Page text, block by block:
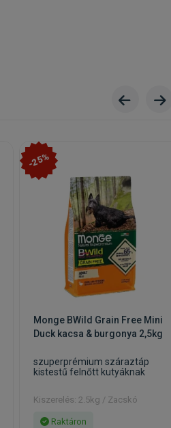
-25%
Monge BWild Grain Free Mini
Duck kacsa & burgonya 2,5kg
szuperprémium száraztáp
kistestű felnőtt kutyáknak
Kiszerelés: 2.5kg / Zacskó
Raktáron